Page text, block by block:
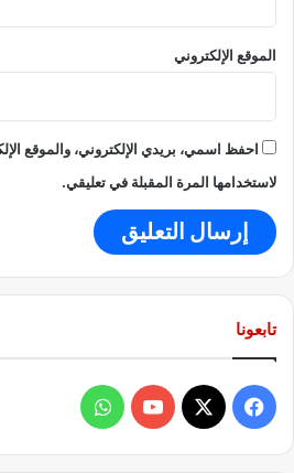
الموقع الإلكتروني
احفظ اسمي، بريدي الإلكتروني، والموقع
لاستخدامها المرة المقبلة في تعليقي.
تابعونا
ي
X
Y
ا